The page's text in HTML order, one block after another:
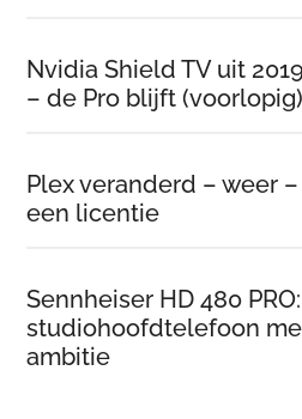
Nvidia Shield TV uit
– de Pro blijft
Plex veranderd – weer
een licentie
Sennheiser HD 480
studiohoofdtelefoon
ambitie